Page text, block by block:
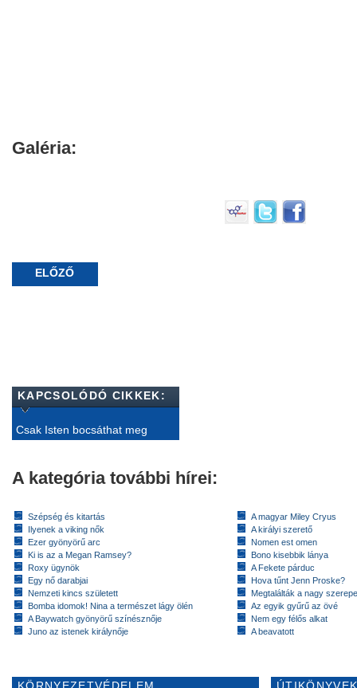
Galéria:
ELŐZŐ
KAPCSOLÓDÓ CIKKEK:
Csak Isten bocsáthat meg
A kategória további hírei:
Szépség és kitartás
Ilyenek a viking nők
Ezer gyönyörű arc
Ki is az a Megan Ramsey?
Roxy ügynök
Egy nő darabjai
Nemzeti kincs született
Bomba idomok! Nina a természet lágy ölén
A Baywatch gyönyörű színésznője
Juno az istenek királynője
A magyar Miley Cryus
A királyi szerető
Nomen est omen
Bono kisebbik lánya
A Fekete párduc
Hova tűnt Jenn Proske?
Megtalálták a nagy
Az egyik gyűrű az övé
Nem egy félős alkat
A beavatott